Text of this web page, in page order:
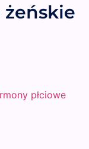
żeńskie
płciowe